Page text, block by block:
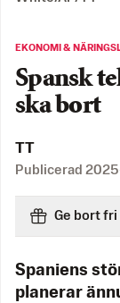
EKONOMI &
Spansk
ska bort
TT
Publicerad
Ge bort fri
Spaniens
planerar